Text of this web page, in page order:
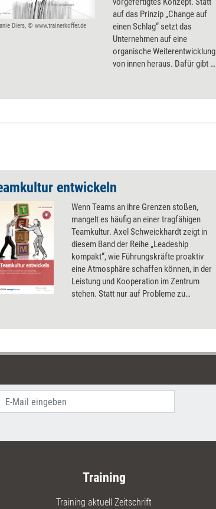
Diers, © www.trainerkoffer.de
auf das Prinzip „Change auf
einen Schlag“ setzt das
Unternehmen auf eine
organische Weiterentwicklung
von innen heraus. Dafür gibt es
Wandel begünstigen.
entwickeln
Wenn Teams an ihre Grenzen stoßen,
mangelt es häufig an einer tragfähigen
Teamkultur. Axel Schweickhardt zeigt in
diesem Band der Reihe „Leadeship
kompakt“, wie Führungskräfte proaktiv
eine Atmosphäre schaffen können, in der
Leistung und Kooperation im Zentrum
stehen. Statt nur auf Probleme zu
etablieren, in der agiles Handeln und
Erfolg bilden.
Training
Training aktuell Zeitschrift